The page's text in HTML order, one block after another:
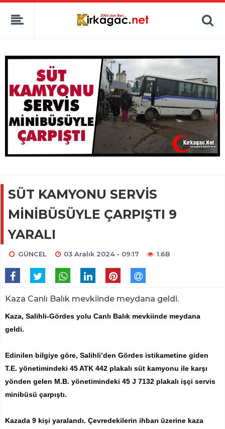
SÜT KAMYONU SERVİS
MİNİBÜSÜYLE ÇARPIŞTI 9
YARALI
GÜNCEL 03 Aralık 2024 - 09:17 1.6B
Kaza Canlı Balık mevkiinde meydana geldi.
Kaza, Salihli-Gördes yolu Canlı Balık mevkiinde meydana
geldi.
Edinilen bilgiye göre, Salihli’den Gördes istikametine giden
T.E. yönetimindeki 45 ATK 442 plakalı süt kamyonu ile karşı
yönden gelen M.B. yönetimindeki 45 J 7132 plakalı işçi servis
minibüsü çarpıştı.
Kazada 9 kişi yaralandı. Çevredekilerin ihbarı üzerine kaza